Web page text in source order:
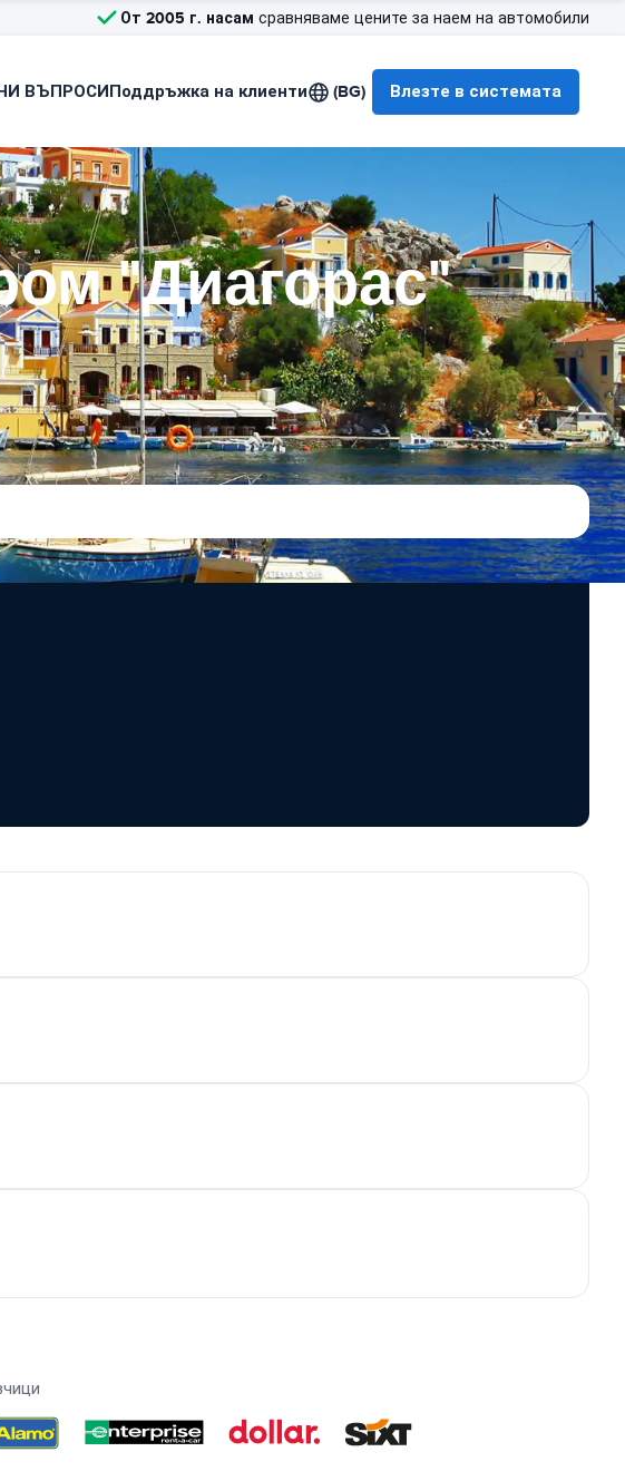
От 2005 г. насам сравняваме цените за наем на автомобили
ВЪПРОСИПоддръжка на клиенти (BG) Влезте в системата
"Диагорас"